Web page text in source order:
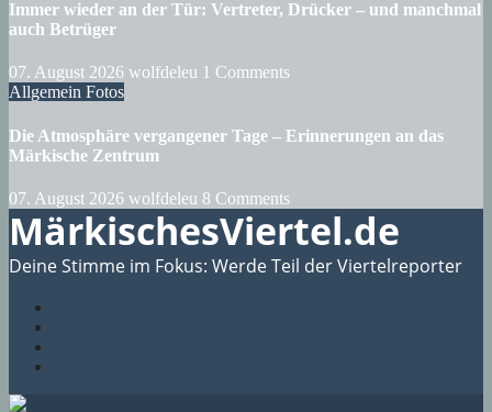
Immer wieder an der Tür: Vertreter, Drücker – und manchmal
auch Betrüger
07. August 2026 wolfdeleu 1 Comments
Allgemein Fotos
Die Atmosphäre vergangener Tage – Erinnerungen an das
Märkische Zentrum
07. August 2026 wolfdeleu 8 Comments
MärkischesViertel.de
Deine Stimme im Fokus: Werde Teil der Viertelreporter